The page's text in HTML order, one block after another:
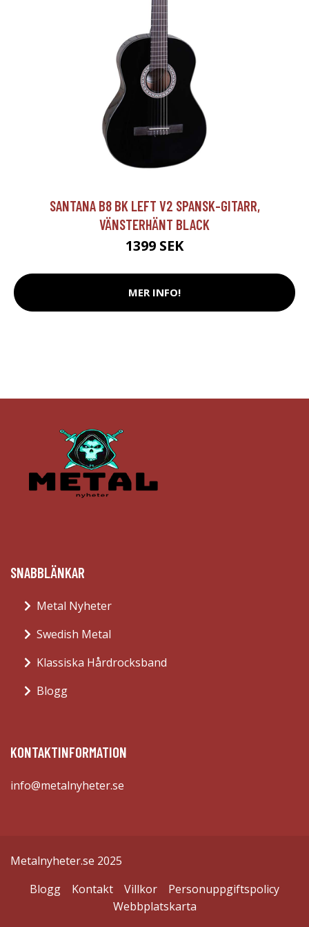
SANTANA B8 BK LEFT V2 SPANSK-GITARR,
VÄNSTERHÄNT BLACK
1399 SEK
MER INFO!
SNABBLÄNKAR
Metal Nyheter
Swedish Metal
Klassiska Hårdrocksband
Blogg
KONTAKTINFORMATION
info@metalnyheter.se
Metalnyheter.se 2025
Blogg
Kontakt Villkor
Personuppgiftspolicy
Webbplatskarta